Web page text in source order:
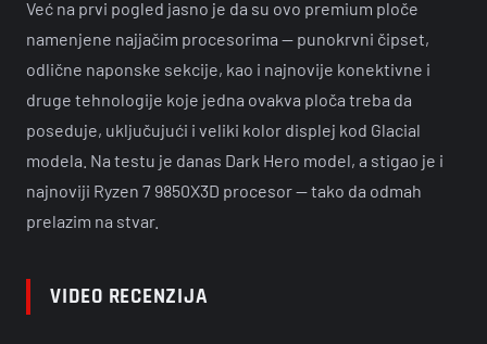
Već na prvi pogled jasno je da su ovo premium ploče
namenjene najjačim procesorima — punokrvni čipset,
odlične naponske sekcije, kao i najnovije konektivne i
druge tehnologije koje jedna ovakva ploča treba da
poseduje, uključujući i veliki kolor displej kod Glacial
modela. Na testu je danas Dark Hero model, a stigao je i
najnoviji Ryzen 7 9850X3D procesor — tako da odmah
prelazim na stvar.
VIDEO RECENZIJA